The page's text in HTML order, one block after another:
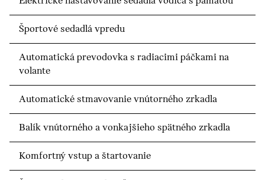
Športové sedadlá vpredu
Automatická prevodovka s radiacimi páčkami na
volante
Automatické stmavovanie vnútorného zrkadla
Balík vnútorného a vonkajšieho spätného zrkadla
Komfortný vstup a štartovanie